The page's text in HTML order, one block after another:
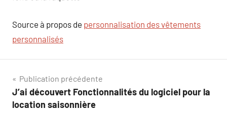
Source à propos de personnalisation des vêtements
personnalisés
Navigation
de
Publication précédente
J’ai découvert Fonctionnalités du logiciel pour la
location saisonnière